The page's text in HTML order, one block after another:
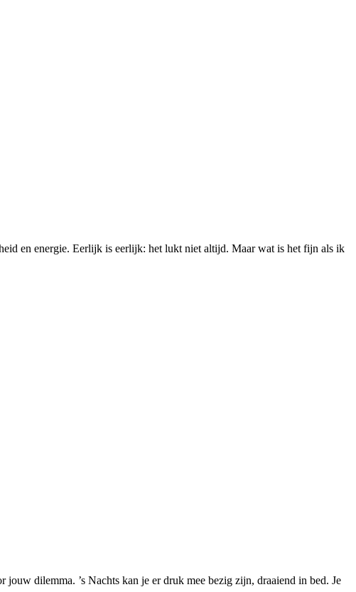
en energie. Eerlijk is eerlijk: het lukt niet altijd. Maar wat is het fijn als ik
jouw dilemma. ’s Nachts kan je er druk mee bezig zijn, draaiend in bed. Je